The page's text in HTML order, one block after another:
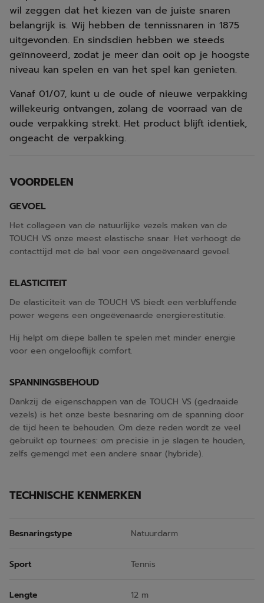
wil zeggen dat het kiezen van de juiste snaren
belangrijk is. Wij hebben de tennissnaren in 1875
uitgevonden. En sindsdien hebben we steeds
geïnnoveerd, zodat je meer dan ooit op je hoogste
niveau kan spelen en van het spel kan genieten.
Vanaf 01/07, kunt u de oude of nieuwe verpakking
willekeurig ontvangen, zolang de voorraad van de
oude verpakking strekt. Het product blijft identiek,
ongeacht de verpakking.
VOORDELEN
GEVOEL
Het collageen van de natuurlijke vezels maken van de
TOUCH VS onze meest elastische snaar. Het verhoogt de
contacttijd met de bal voor een ongeëvenaard gevoel.
ELASTICITEIT
De elasticiteit van de TOUCH VS biedt een verbluffende
power wegens een ongeëvenaarde energierestitutie.
Hij helpt om diepe ballen te spelen met minder energie
voor een ongelooflijk comfort.
SPANNINGSBEHOUD
Dankzij de eigenschappen van de TOUCH VS (gedraaide
vezels) is het onze beste besnaring om de spanning door
de tijd heen te behouden. Om deze reden wordt ze veel
gebruikt op tournees: om precisie in je slagen te houden,
zelfs gemengd met een andere snaar (hybride).
TECHNISCHE KENMERKEN
Besnaringstype Natuurdarm
Sport Tennis
Lengte 12 m